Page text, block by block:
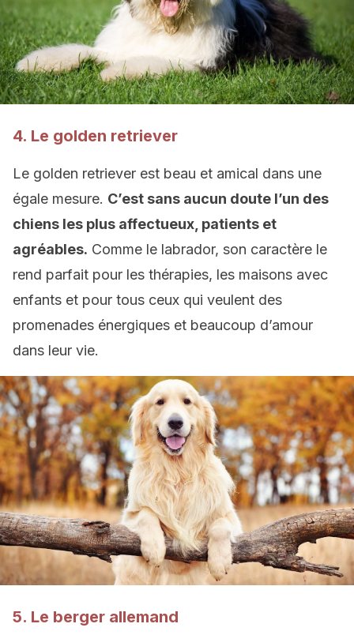
4. Le golden retriever
Le golden retriever est beau et amical dans une
égale mesure. C’est sans aucun doute l’un des
chiens les plus affectueux, patients et
agréables. Comme le labrador, son caractère le
rend parfait pour les thérapies, les maisons avec
enfants et pour tous ceux qui veulent des
promenades énergiques et beaucoup d’amour
dans leur vie.
5. Le berger allemand